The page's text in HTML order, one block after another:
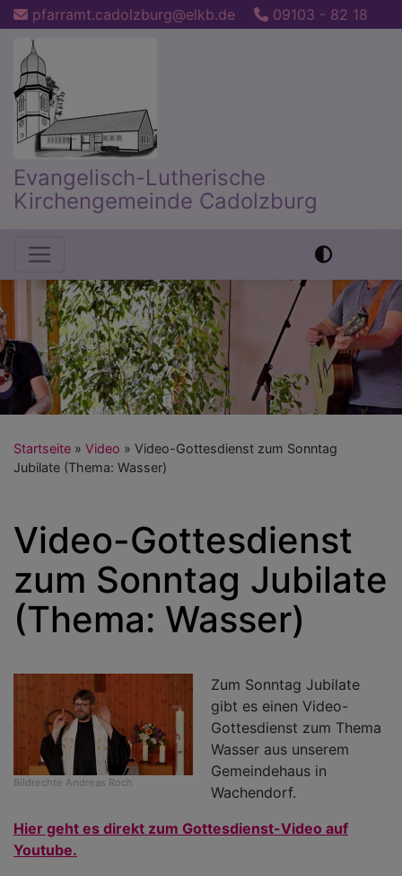
Direkt
zum
Inhalt
pfarramt.cadolzburg@elkb.de 09103 - 82 18
Evangelisch-Lutherische
Kirchengemeinde Cadolzburg
Hauptnavigation
Startseite Video
Video-Gottesdienst zum Sonntag
Jubilate (Thema: Wasser)
Video-Gottesdienst
zum Sonntag Jubilate
(Thema: Wasser)
Bildrechte Andreas Roch
Zum Sonntag Jubilate
gibt es einen Video-
Gottesdienst zum Thema
Wasser aus unserem
Gemeindehaus in
Wachendorf.
Hier geht es direkt zum Gottesdienst-Video auf
Youtube.